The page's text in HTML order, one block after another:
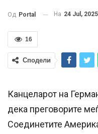
Од Portal На 24 Jul,
16
Сподели
Канцеларот на
дека преговорите
Соединетите